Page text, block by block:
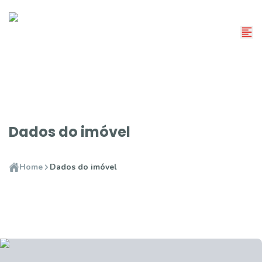
Dados do imóvel
Home Dados do imóvel